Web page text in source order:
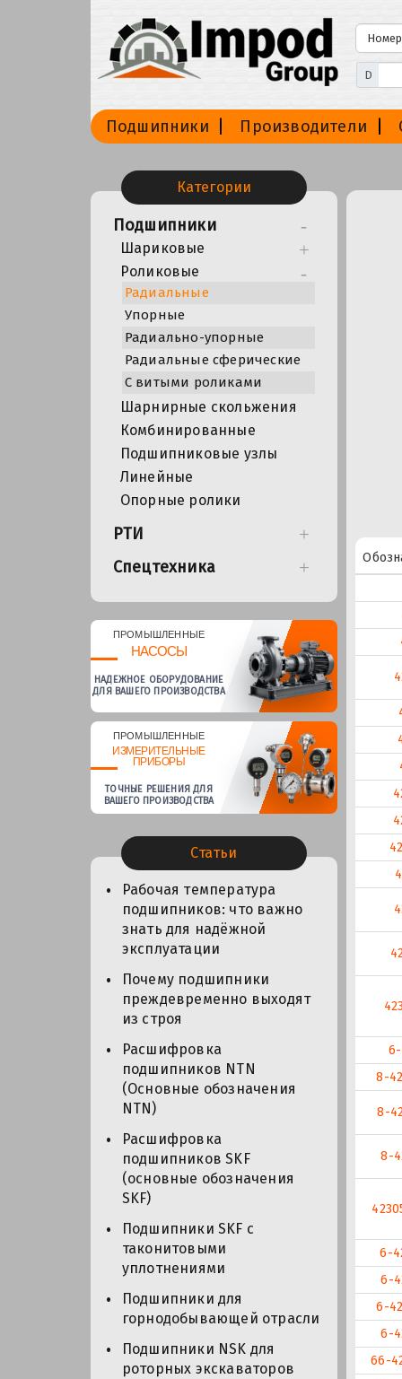
D
Подшипники Производители
Категории
Подшипники
Шариковые
Роликовые
Радиальные
Упорные
Радиально-упорные
Радиальные сферические
С витыми роликами
Шарнирные скольжения
Комбинированные
Подшипниковые узлы
Линейные
Опорные ролики
РТИ
Спецтехника
ПРОМЫШЛЕННЫЕ
НАСОСЫ
НАДЕЖНОЕ ОБОРУДОВАНИЕ
ДЛЯ ВАШЕГО ПРОИЗВОДСТВА
ПРОМЫШЛЕННЫЕ
ИЗМЕРИТЕЛЬНЫЕ
ПРИБОРЫ
ТОЧНЫЕ РЕШЕНИЯ ДЛЯ
ВАШЕГО ПРОИЗВОДСТВА
Статьи
Рабочая температура
подшипников: что важно
знать для надёжной
эксплуатации
Почему подшипники
преждевременно выходят
из строя
Расшифровка
подшипников NTN
(Основные обозначения
NTN)
Расшифровка
подшипников SKF
(основные обозначения
SKF)
Подшипники SKF с
таконитовыми
уплотнениями
Подшипники для
горнодобывающей отрасли
Подшипники NSK для
роторных экскаваторов
8-
8-
8-
6-
6-
6-
6-
66-